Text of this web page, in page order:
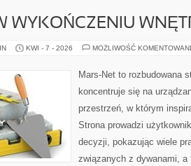
WYKOŃCZENIU
KWI - 7 - 2026 MOŻLIWOŚĆ
Mars-Net to rozbudowana
koncentruje się na
przestrzeń, w którym
Strona prowadzi
decyzji, pokazując wiele
związanych z dywanami,